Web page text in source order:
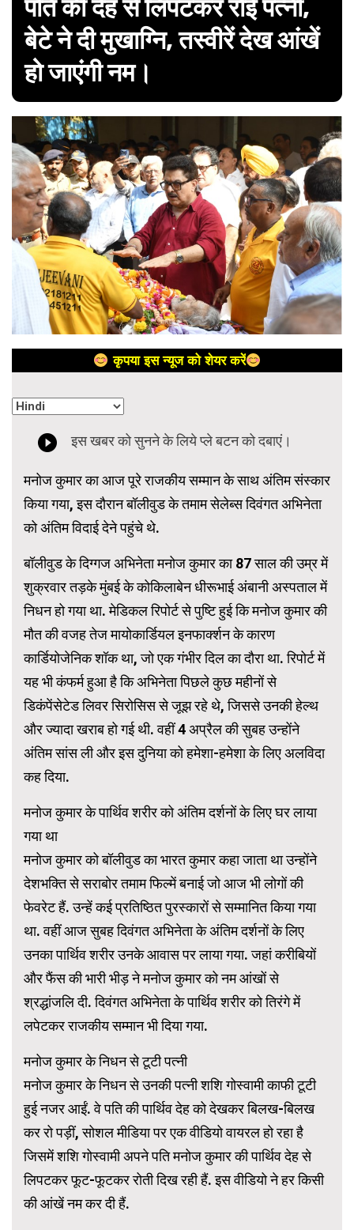
पति की देह से लिपटकर रोईं पत्नी,
बेटे ने दी मुखाग्नि, तस्वीरें देख आंखें
हो जाएंगी नम।
कृपया इस न्यूज को शेयर करें
मनोज कुमार का आज पूरे राजकीय सम्मान के साथ अंतिम संस्कार
किया गया, इस दौरान बॉलीवुड के तमाम सेलेब्स दिवंगत अभिनेता
को अंतिम विदाई देने पहुंचे थे.
बॉलीवुड के दिग्गज अभिनेता मनोज कुमार का 87 साल की उम्र में
शुक्रवार तड़के मुंबई के कोकिलाबेन धीरूभाई अंबानी अस्पताल में
निधन हो गया था. मेडिकल रिपोर्ट से पुष्टि हुई कि मनोज कुमार की
मौत की वजह तेज मायोकार्डियल इनफार्क्शन के कारण
कार्डियोजेनिक शॉक था, जो एक गंभीर दिल का दौरा था. रिपोर्ट में
यह भी कंफर्म हुआ है कि अभिनेता पिछले कुछ महीनों से
डिकंपेंसेटेड लिवर सिरोसिस से जूझ रहे थे, जिससे उनकी हेल्थ
और ज्यादा खराब हो गई थी. वहीं 4 अप्रैल की सुबह उन्होंने
अंतिम सांस ली और इस दुनिया को हमेशा-हमेशा के लिए अलविदा
कह दिया.
मनोज कुमार के पार्थिव शरीर को अंतिम दर्शनों के लिए घर लाया
गया था
मनोज कुमार को बॉलीवुड का भारत कुमार कहा जाता था उन्होंने
देशभक्ति से सराबोर तमाम फिल्में बनाई जो आज भी लोगों की
फेवरेट हैं. उन्हें कई प्रतिष्ठित पुरस्कारों से सम्मानित किया गया
था. वहीं आज सुबह दिवंगत अभिनेता के अंतिम दर्शनों के लिए
उनका पार्थिव शरीर उनके आवास पर लाया गया. जहां करीबियों
और फैंस की भारी भीड़ ने मनोज कुमार को नम आंखों से
श्रद्धांजलि दी. दिवंगत अभिनेता के पार्थिव शरीर को तिरंगे में
लपेटकर राजकीय सम्मान भी दिया गया.
मनोज कुमार के निधन से टूटी पत्नी
मनोज कुमार के निधन से उनकी पत्नी शशि गोस्वामी काफी टूटी
हुई नजर आईं. वे पति की पार्थिव देह को देखकर बिलख-बिलख
कर रो पड़ीं, सोशल मीडिया पर एक वीडियो वायरल हो रहा है
जिसमें शशि गोस्वामी अपने पति मनोज कुमार की पार्थिव देह से
लिपटकर फूट-फूटकर रोती दिख रही हैं. इस वीडियो ने हर किसी
की आंखें नम कर दी हैं.